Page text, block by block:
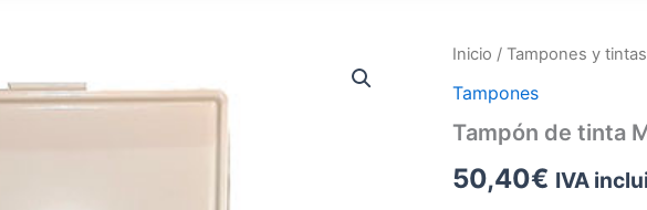
Inicio / Tampones y tintas
Tampones
Tampón de tinta
50,40€ IVA
Tampón
tinta
180x210
cantidad